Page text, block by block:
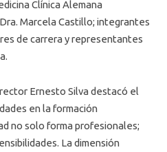
Clínica Alemana
Marcela Castillo; integrantes
de carrera y representantes
Ernesto Silva destacó el
en la formación
no solo forma profesionales;
La dimensión